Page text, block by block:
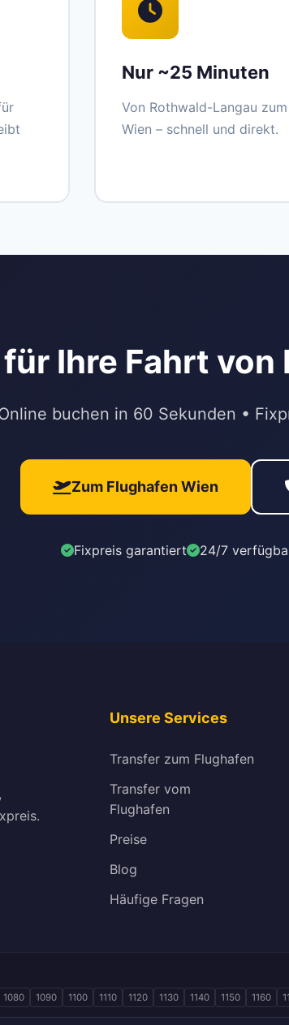
Nur ~25 Minuten
Von Rothwald-Langau
Wien – schnell und direkt.
Ihre Fahrt
buchen in 60 Sekunden •
Zum Flughafen Wien
Fixpreis garantiert 24/7
Unsere Services
Transfer zum Flughafen
Transfer vom
Flughafen
Preise
Blog
Häufige Fragen
1080 1090 1100 1110 1120 1130 1140 1150 1160